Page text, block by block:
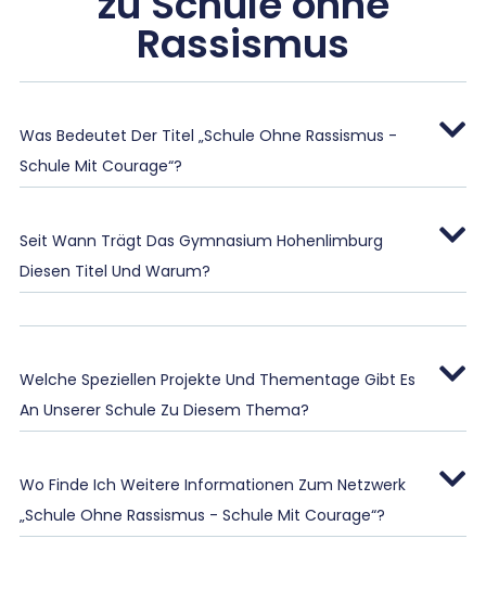
Rassismus
Was Bedeutet Der Titel „Schule Ohne Rassismus -
Schule Mit Courage“?
Seit Wann Trägt Das Gymnasium Hohenlimburg
Diesen Titel Und Warum?
Welche Speziellen Projekte Und Thementage Gibt Es
An Unserer Schule Zu Diesem Thema?
Wo Finde Ich Weitere Informationen Zum Netzwerk
„Schule Ohne Rassismus - Schule Mit Courage“?